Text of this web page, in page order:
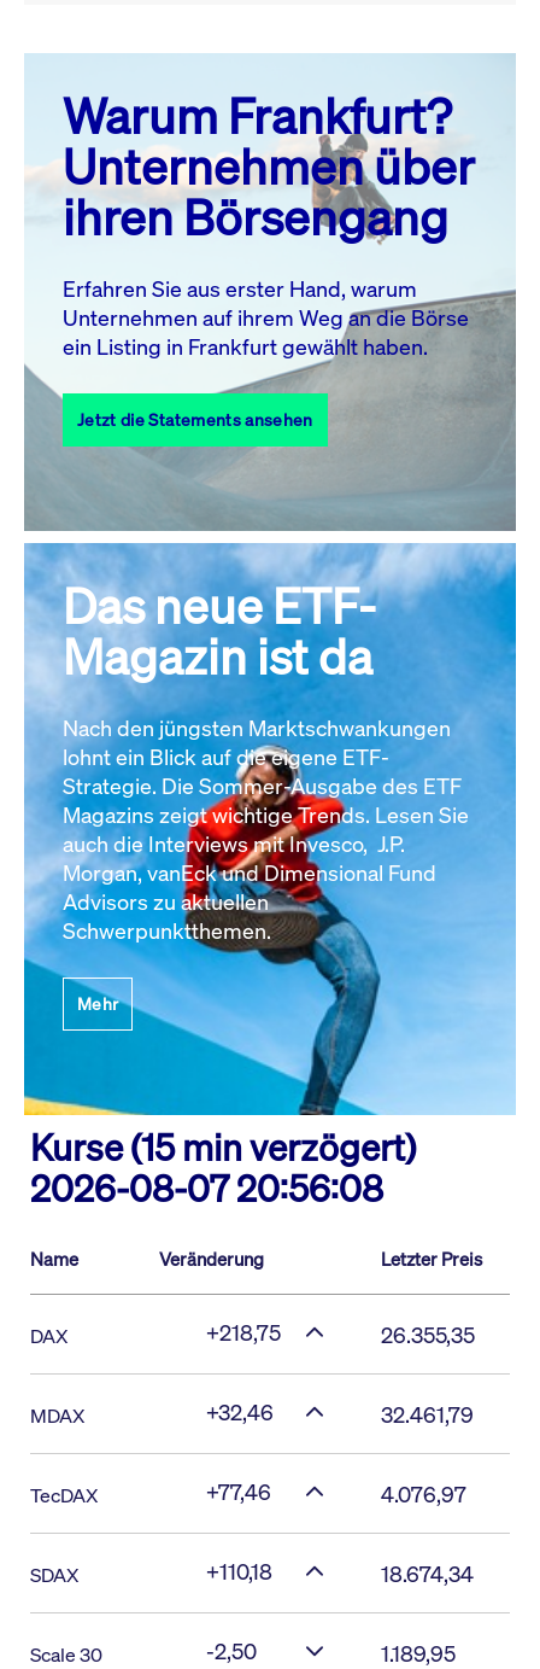
August 26
MO. DI. MI. DO. FR. SA. SO.
1
2
3
4 5 6 7 8
10 11 13 14
17
18 19 20 21 22
23
27 28
31
Alle Events
Warum Frankfurt?
Unternehmen über
ihren Börsengang
Erfahren Sie aus erster Hand, warum
Unternehmen auf ihrem Weg an die Börse
ein Listing in Frankfurt gewählt haben.
Jetzt die Statements ansehen
Das neue ETF-
Magazin ist da
Nach den jüngsten Marktschwankungen
lohnt ein Blick auf die eigene ETF-
Strategie. Die Sommer-Ausgabe des ETF
Magazins zeigt wichtige Trends. Lesen Sie
auch die Interviews mit Invesco, J.P.
Morgan, vanEck und Dimensional Fund
Advisors zu aktuellen
Schwerpunktthemen.
Mehr
Kurse (15 min verzögert)
2026-08-07 20:56:08
Name Veränderung Letzter Preis
DAX +218,75 26.355,35
MDAX +32,46 32.461,79
TecDAX +77,46 4.076,97
SDAX +110,18 18.674,34
Scale 30 -2,50 1.189,95